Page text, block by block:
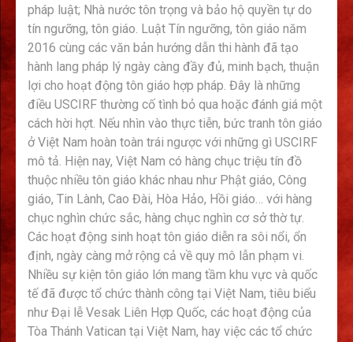
pháp luật; Nhà nước tôn trọng và bảo hộ quyền tự do
tín ngưỡng, tôn giáo. Luật Tín ngưỡng, tôn giáo năm
2016 cùng các văn bản hướng dẫn thi hành đã tạo
hành lang pháp lý ngày càng đầy đủ, minh bạch, thuận
lợi cho hoạt động tôn giáo hợp pháp. Đây là những
điều USCIRF thường cố tình bỏ qua hoặc đánh giá một
cách hời hợt. Nếu nhìn vào thực tiễn, bức tranh tôn giáo
ở Việt Nam hoàn toàn trái ngược với những gì USCIRF
mô tả. Hiện nay, Việt Nam có hàng chục triệu tín đồ
thuộc nhiều tôn giáo khác nhau như Phật giáo, Công
giáo, Tin Lành, Cao Đài, Hòa Hảo, Hồi giáo… với hàng
chục nghìn chức sắc, hàng chục nghìn cơ sở thờ tự.
Các hoạt động sinh hoạt tôn giáo diễn ra sôi nổi, ổn
định, ngày càng mở rộng cả về quy mô lẫn phạm vi.
Nhiều sự kiện tôn giáo lớn mang tầm khu vực và quốc
tế đã được tổ chức thành công tại Việt Nam, tiêu biểu
như Đại lễ Vesak Liên Hợp Quốc, các hoạt động của
Tòa Thánh Vatican tại Việt Nam, hay việc các tổ chức